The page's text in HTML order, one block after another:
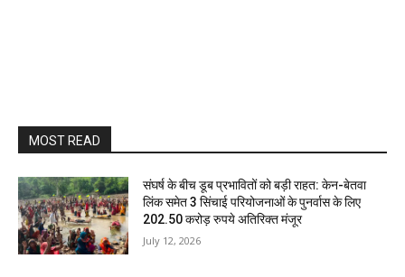
MOST READ
संघर्ष के बीच डूब प्रभावितों को बड़ी राहत: केन-बेतवा
लिंक समेत 3 सिंचाई परियोजनाओं के पुनर्वास के लिए
202.50 करोड़ रुपये अतिरिक्त मंजूर
July 12, 2026